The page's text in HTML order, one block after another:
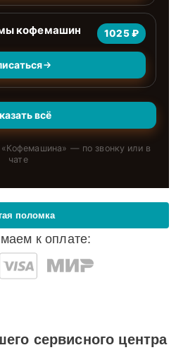
кофемашин 1025 ₽
всё
Кофемашина» — по звонку или в
чате
к оплате:
поломка
сервисного центра